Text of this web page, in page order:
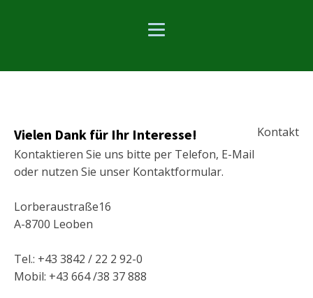
Vielen Dank für Ihr Interesse!
Kontaktieren Sie uns bitte per Telefon, E-Mail
oder nutzen Sie unser Kontaktformular.
Lorberaustraße16
A-8700 Leoben
Tel.: +43 3842 / 22 2 92-0
Mobil: +43 664 /38 37 888
Kontakt